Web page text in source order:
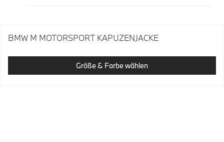
BMW M MOTORSPORT KAPUZENJACKE
Größe & Farbe wählen